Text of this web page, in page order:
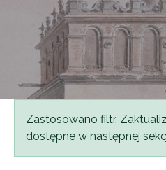
Komunikat
Zastosowano filtr.
dostępne w następnej